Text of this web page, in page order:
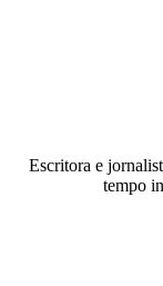
Escritora e
tempo